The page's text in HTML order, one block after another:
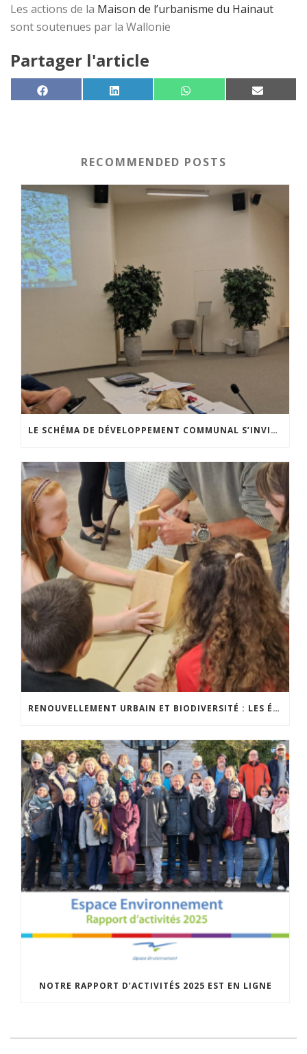
Les actions de la Maison de l’urbanisme du Hainaut
sont soutenues par la Wallonie
Partager l'article
RECOMMENDED POSTS
LE SCHÉMA DE DÉVELOPPEMENT COMMUNAL S’INVITE DANS LES CCATM DU HAINAUT
RENOUVELLEMENT URBAIN ET BIODIVERSITÉ : LES ÉLÈVES S’IMPLIQUENT CONCRÈTEMENT
NOTRE RAPPORT D’ACTIVITÉS 2025 EST EN LIGNE